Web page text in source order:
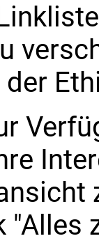
"Alles